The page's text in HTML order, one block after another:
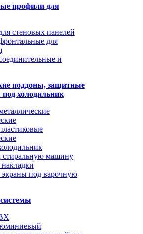
профили для
стеновых панелей
для
и
поддоны, защитные
холодильник
стиральную машину
под варочную